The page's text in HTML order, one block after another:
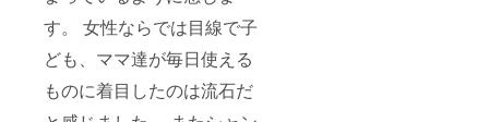
す。 女性ならでは目線で子
ども、ママ達が毎日使える
ものに着目したのは流石だ